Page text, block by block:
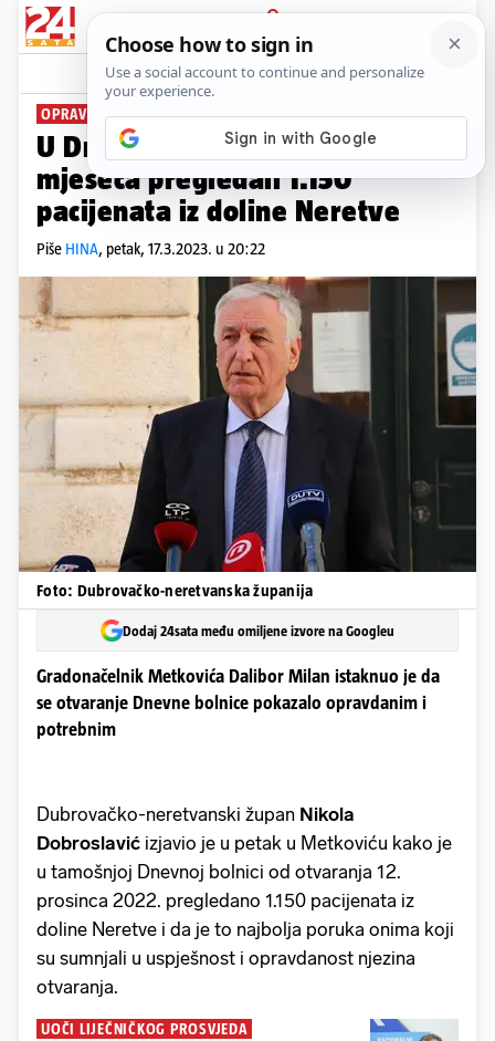
PRIJAVA
News Komentari
OPRAVDANO OTVORENJE
U Dnevnoj bolnici Metković u tri
mjeseca pregledali 1.150
pacijenata iz doline Neretve
Piše HINA, petak, 17.3.2023. u 20:22
Foto: Dubrovačko-neretvanska županija
Dodaj 24sata među omiljene izvore na Googleu
Gradonačelnik Metkovića Dalibor Milan istaknuo je da
se otvaranje Dnevne bolnice pokazalo opravdanim i
potrebnim
Dubrovačko-neretvanski župan Nikola
Dobroslavić izjavio je u petak u Metkoviću kako je
u tamošnjoj Dnevnoj bolnici od otvaranja 12.
prosinca 2022. pregledano 1.150 pacijenata iz
doline Neretve i da je to najbolja poruka onima koji
su sumnjali u uspješnost i opravdanost njezina
otvaranja.
UOČI LIJEČNIČKOG PROSVJEDA